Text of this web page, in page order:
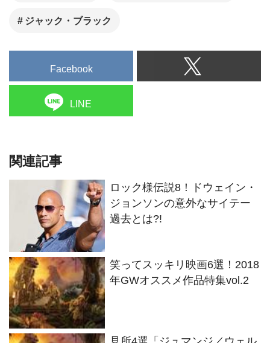
ジャック・ブラック
Facebook
LINE
関連記事
ロック様伝説8！ドウェイン・
ジョンソンの意外なサイテー
過去とは?!
笑ってスッキリ映画6選！2018
年GWオススメ作品特集vol.2